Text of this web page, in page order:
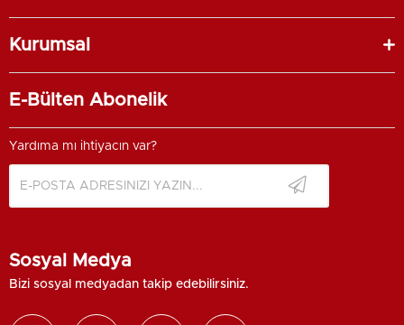
Kurumsal
E-Bülten Abonelik
Yardıma mı ihtiyacın var?
Sosyal Medya
Bizi sosyal medyadan takip edebilirsiniz.